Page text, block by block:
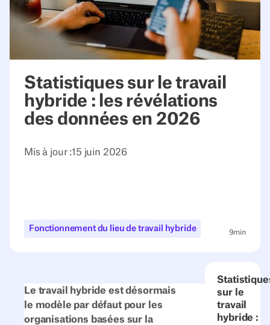
Statistiques sur le travail
hybride : les révélations
des données en 2026
Mis à jour :15 juin 2026
Fonctionnement du lieu de travail hybride 9min
sur le
travail
hybride :
Le travail hybride est désormais
le modèle par défaut pour les
organisations basées sur la